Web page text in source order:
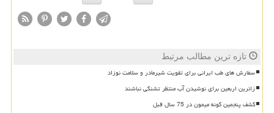
تازه ترین مطالب مرتبط
سفارش های طب ایرانی برای تقویت شیرمادر و سلامت نوزاد
زائرین اربعین برای نوشیدن آب منتظر تشنگی نباشند
کشف پنجمین گونه میمون در 75 سال قبل